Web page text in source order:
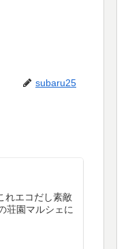
subaru25
れエコだし素敵
荘園マルシェに